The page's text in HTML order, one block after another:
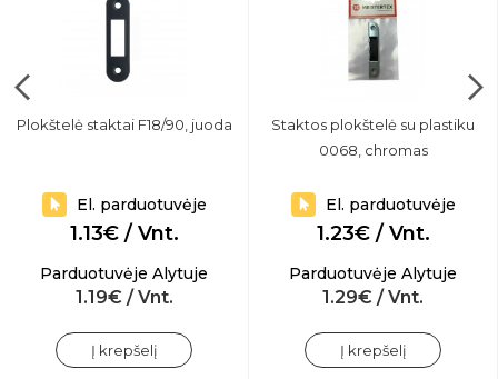
Plokštelė staktai F18/90, juoda
El. parduotuvėje
1.13€ / Vnt.
Parduotuvėje Alytuje
1.19€ / Vnt.
Į krepšelį
Staktos plokštelė su plastiku
0068, chromas
El. parduotuvėje
1.23€ / Vnt.
Parduotuvėje Alytuje
1.29€ / Vnt.
Į krepšelį